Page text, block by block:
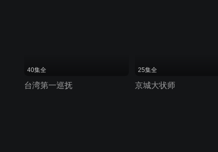
40集全
台湾第一巡抚
25集全
京城大状师